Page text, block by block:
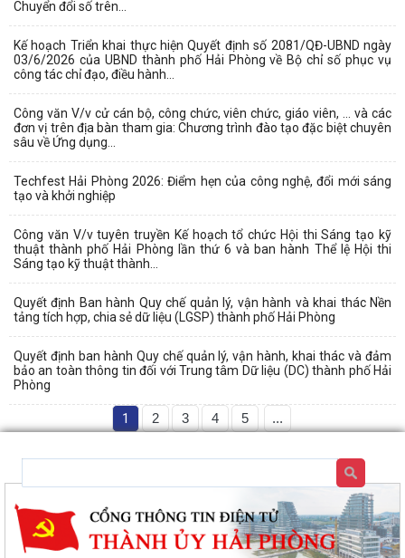
Chuyển đổi số trên...
Kế hoạch Triển khai thực hiện Quyết định số 2081/QĐ-UBND ngày
03/6/2026 của UBND thành phố Hải Phòng về Bộ chỉ số phục vụ
công tác chỉ đạo, điều hành...
Công văn V/v cử cán bộ, công chức, viên chức, giáo viên, … và các
đơn vị trên địa bàn tham gia: Chương trình đào tạo đặc biệt chuyên
sâu về Ứng dụng...
Techfest Hải Phòng 2026: Điểm hẹn của công nghệ, đổi mới sáng
tạo và khởi nghiệp
Công văn V/v tuyên truyền Kế hoạch tổ chức Hội thi Sáng tạo kỹ
thuật thành phố Hải Phòng lần thứ 6 và ban hành Thể lệ Hội thi
Sáng tạo kỹ thuật thành...
Quyết định Ban hành Quy chế quản lý, vận hành và khai thác Nền
tảng tích hợp, chia sẻ dữ liệu (LGSP) thành phố Hải Phòng
Quyết định ban hành Quy chế quản lý, vận hành, khai thác và đảm
bảo an toàn thông tin đối với Trung tâm Dữ liệu (DC) thành phố Hải
Phòng
1 2 3 4 5 ...